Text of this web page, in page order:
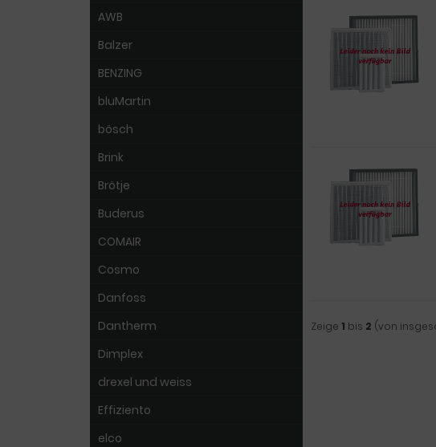
Zeige 1 bis 2 (von
AWB
Balzer
BENZING
bluMartin
bösch
Brink
Brötje
Buderus
COMAIR
Cosmo
Danfoss
Dantherm
Dimplex
drexel und weiss
Effiziento
elco